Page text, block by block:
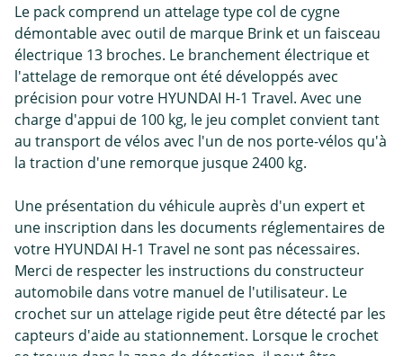
Le pack comprend un attelage type col de cygne
démontable avec outil de marque Brink et un faisceau
électrique 13 broches. Le branchement électrique et
l'attelage de remorque ont été développés avec
précision pour votre HYUNDAI H-1 Travel. Avec une
charge d'appui de 100 kg, le jeu complet convient tant
au transport de vélos avec l'un de nos porte-vélos qu'à
la traction d'une remorque jusque 2400 kg.
Une présentation du véhicule auprès d'un expert et
une inscription dans les documents réglementaires de
votre HYUNDAI H-1 Travel ne sont pas nécessaires.
Merci de respecter les instructions du constructeur
automobile dans votre manuel de l'utilisateur. Le
crochet sur un attelage rigide peut être détecté par les
capteurs d'aide au stationnement. Lorsque le crochet